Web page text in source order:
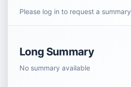
Please log in to request a summary
Long Summary
No summary available